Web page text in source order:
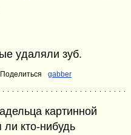
yдаляли зyб.
Поделиться gabber
картинной
ли кто-нибудь